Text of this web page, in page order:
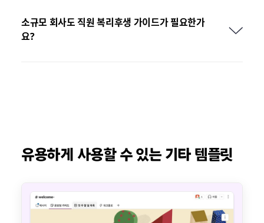
소규모 회사도 직원 복리후생 가이드가 필요한가
요?
유용하게 사용할 수 있는 기타 템플릿